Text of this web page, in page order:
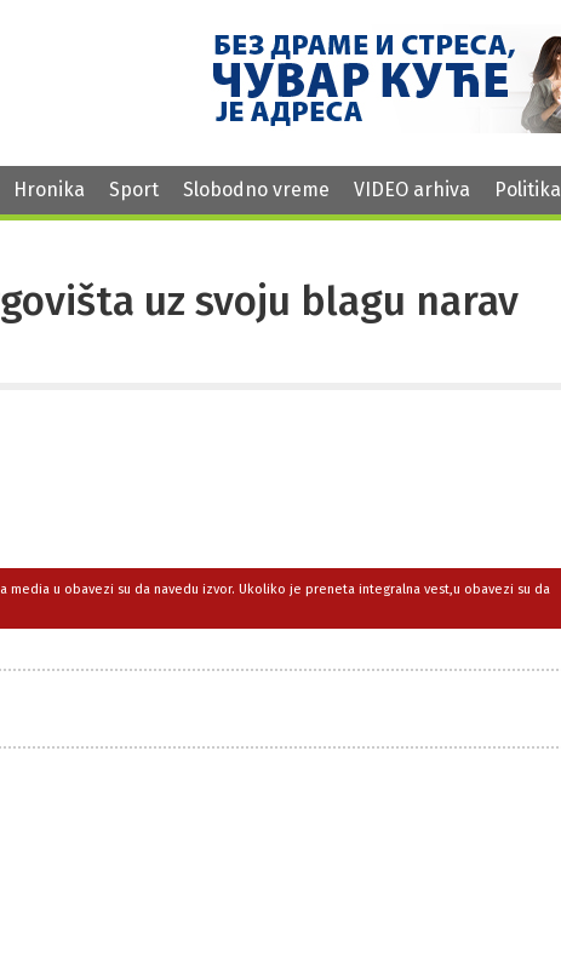
Hronika Sport Slobodno vreme VIDEO arhiva Politika
uz svoju blagu narav
u obavezi su da navedu izvor. Ukoliko je preneta integralna vest,u obavezi su da